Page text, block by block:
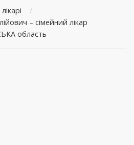
/
– сімейний лікар
область